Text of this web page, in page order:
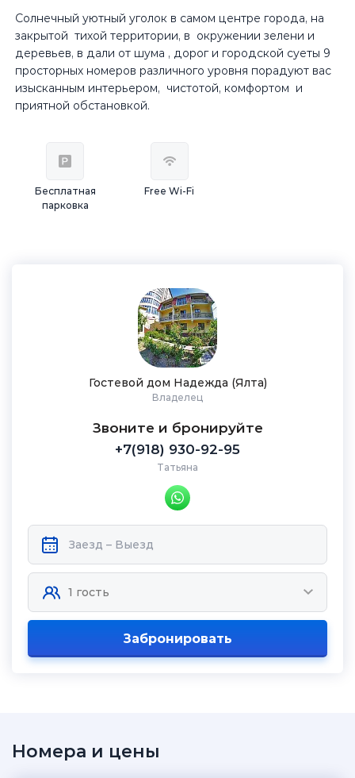
Солнечный уютный уголок в самом центре города, на
закрытой тихой территории, в окружении зелени и
деревьев, в дали от шума , дорог и городской суеты 9
просторных номеров различного уровня порадуют вас
изысканным интерьером, чистотой, комфортом и
приятной обстановкой.
Бесплатная
парковка
Free Wi-Fi
Гостевой дом Надежда (Ялта)
Владелец
Звоните и бронируйте
+7(918) 930-92-95
Татьяна
Забронировать
Номера и цены